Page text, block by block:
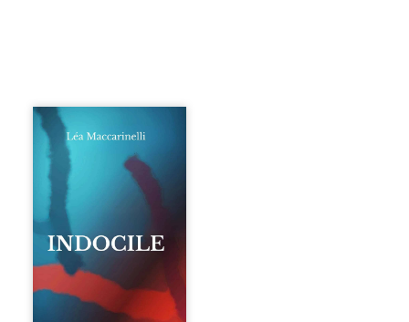
Quatre parties.
Quatre refus.
Quatre visages
d’une existence en
friction. Entre les
silences qu’on ne
déchiffre pas, les
amours qu’on
dérange, les corps
qu’on administre
et les liens qu’on
sabote, cet
ouvrage parle à